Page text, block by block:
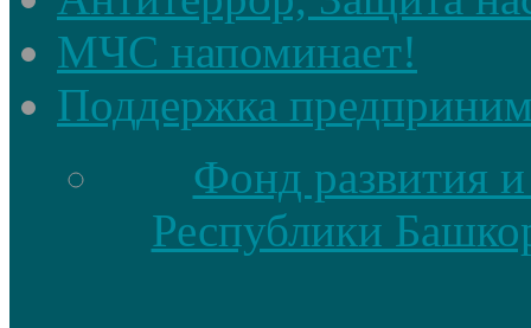
МЧС напоминает!
Поддержка
Фонд развития
Республики